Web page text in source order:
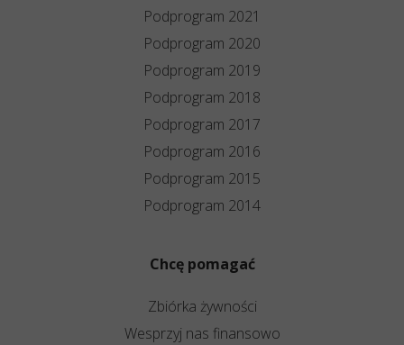
Chcę pomagać
Zbiórka żywności
Wesprzyj nas finansowo
Podprogram 2021
Podprogram 2020
Podprogram 2019
Podprogram 2018
Podprogram 2017
Podprogram 2016
Podprogram 2015
Podprogram 2014